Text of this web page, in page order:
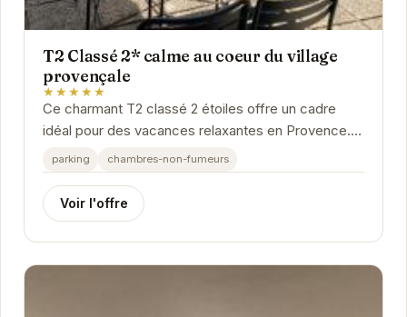
T2 Classé 2* calme au coeur du village
provençale
★★★★★
Ce charmant T2 classé 2 étoiles offre un cadre
idéal pour des vacances relaxantes en Provence.
Situé au cœur du village de Gréoux-les-Bains,...
parking chambres-non-fumeurs
Voir l'offre